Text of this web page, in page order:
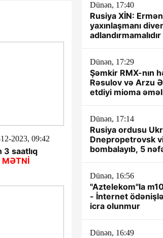
2023, 09:42
3 saatlıq
MƏTNİ
Dünən, 17:40
Rusiya XİN:
yaxınlaşmanı
adlandırmamalıdır
Dünən, 17:29
Şəmkir RMX-nın
Rəsulov və Arzu
etdiyi mioma
Dünən, 17:14
Rusiya ordusu
Dnepropetrovsk
bombalayıb, 5
Dünən, 16:56
"Aztelekom"la
- İnternet
icra olunmur
Dünən, 16:49